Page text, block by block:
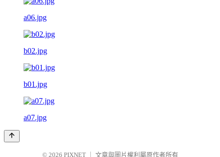
a06.jpg
b02.jpg
b01.jpg
a07.jpg
© 2026 PIXNET 文章與圖片權利屬原作者所有